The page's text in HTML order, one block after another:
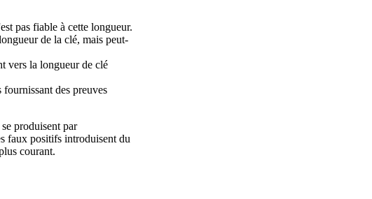
pas fiable à cette longueur.
de la clé, mais peut-
vers la longueur de clé
des preuves
produisent par
faux positifs introduisent du
courant.